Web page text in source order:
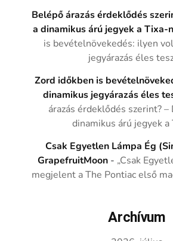
Belépő árazás érdeklődés
a dinamikus árú jegyek a Tixa-
is bevételnövekedés: ilyen
jegyárazás éles
Zord időkben is
dinamikus jegyárazás éles
árazás érdeklődés szerint?
dinamikus árú jegyek a
Csak Egyetlen Lámpa Ég
GrapefruitMoon - „Csak
megjelent a The Pontiac első
Archívum